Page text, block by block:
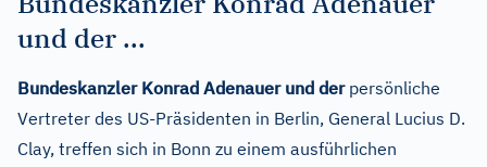
und der ...
Bundeskanzler Konrad Adenauer und derpersönliche
Vertreter des US-Präsidenten in Berlin, General Lucius D.
Clay, treffen sich in Bonn zu einem ausführlichen